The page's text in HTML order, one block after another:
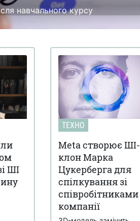
навчального курсу
ШІ
ТЕХНО
Meta створює ШІ-
клон Марка
Цукерберга для
спілкування зі
співробітниками
компанії